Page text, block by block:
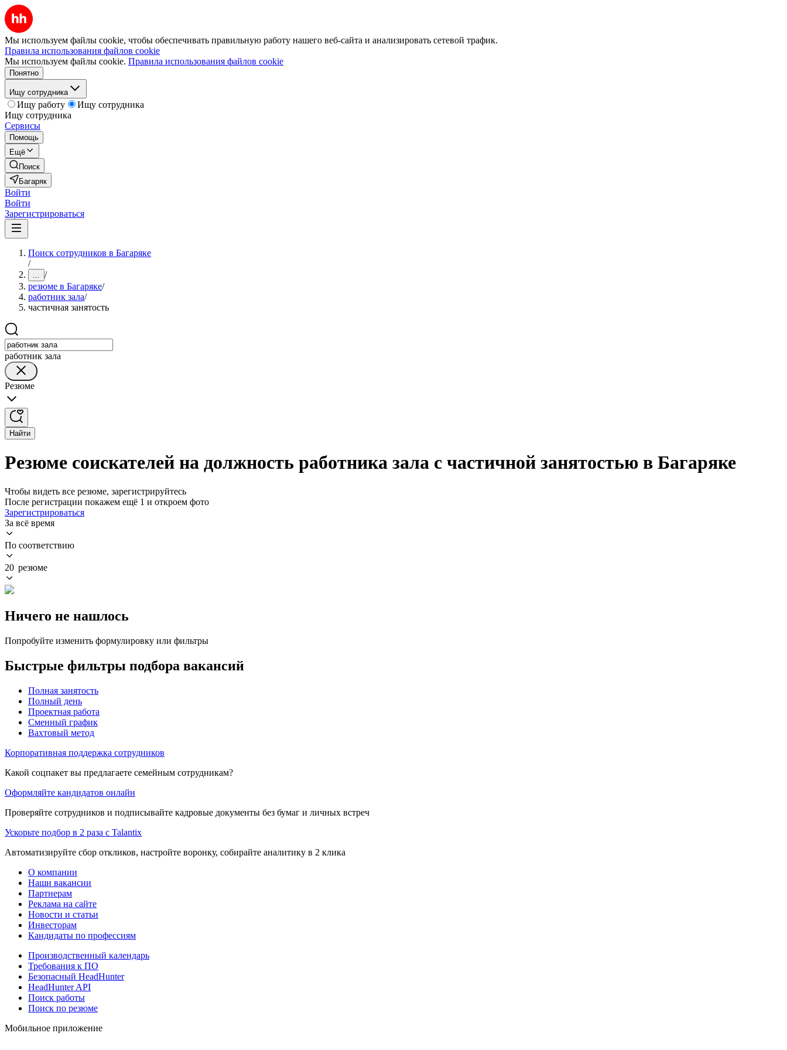
Мы используем файлы cookie, чтобы обеспечивать правильную работу нашего веб-сайта и анализировать сетевой трафик.
Правила использования файлов cookie
Мы используем файлы cookie. Правила использования файлов cookie
Понятно
Ищу сотрудника
Ищу работу
Ищу сотрудника
Ищу сотрудника
Сервисы
Помощь
Ещё
Поиск
Багаряк
Войти
Войти
Зарегистрироваться
Поиск сотрудников в Багаряке
/
... /
резюме в Багаряке/
работник зала/
частичная занятость
работник зала
Резюме
Найти
Резюме соискателей на должность работника зала с частичной занятостью в Багаряке
Чтобы видеть все резюме, зарегистрируйтесь
После регистрации покажем ещё 1 и откроем фото
Зарегистрироваться
За всё время
По соответствию
20 резюме
Ничего не нашлось
Попробуйте изменить формулировку или фильтры
Быстрые фильтры подбора вакансий
Полная занятость
Полный день
Проектная работа
Сменный график
Вахтовый метод
Корпоративная поддержка сотрудников
Какой соцпакет вы предлагаете семейным сотрудникам?
Оформляйте кандидатов онлайн
Проверяйте сотрудников и подписывайте кадровые документы без бумаг и личных встреч
Ускорьте подбор в 2 раза с Talantix
Автоматизируйте сбор откликов, настройте воронку, собирайте аналитику в 2 клика
О компании
Наши вакансии
Партнерам
Реклама на сайте
Новости и статьи
Инвесторам
Кандидаты по профессиям
Производственный календарь
Требования к ПО
Безопасный HeadHunter
HeadHunter API
Поиск работы
Поиск по резюме
Мобильное приложение